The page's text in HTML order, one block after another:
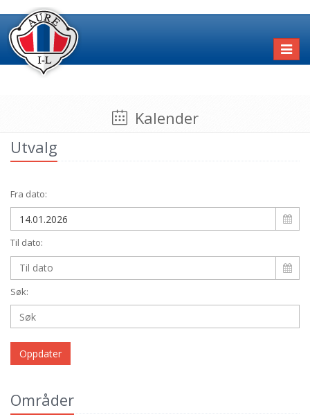
Kalender
Utvalg
Fra dato:
Til dato:
Søk:
Oppdater
Områder